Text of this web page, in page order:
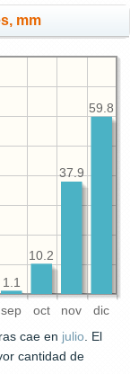
mm
sep oct nov dic
59.8
37.9
10.2
1.1
cae en julio. El
cantidad de